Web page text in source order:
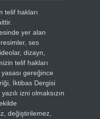
telif hakları
yer alan
ses
dizayn,
telif hakları
gereğince
İktibas Dergisi
izni olmaksızın
değiştirilemez,